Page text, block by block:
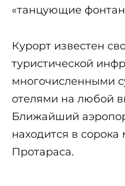
«танцующие
Курорт известен
туристической
многочисленными
отелями на любой
Ближайший
находится в сорока
Протараса.